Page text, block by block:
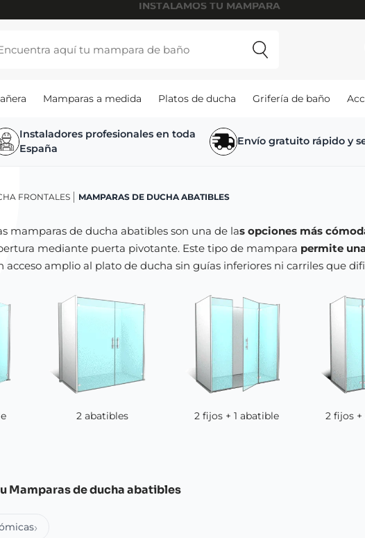
DEVOLUCIÓN GRATUITA EN 30 DÍAS
Mamparas a medida Platos de ducha Grifería de baño
Instaladores profesionales en toda
España
Envío gratuito rápido y
FRONTALES MAMPARAS DE DUCHA ABATIBLES
mamparas de ducha abatibles son una de las opciones más
mediante puerta pivotante. Este tipo de mampara permite
acceso amplio al plato de ducha sin guías inferiores ni carriles que
2 abatibles 2 fijos + 1 abatible 2 fijos
Mamparas de ducha abatibles